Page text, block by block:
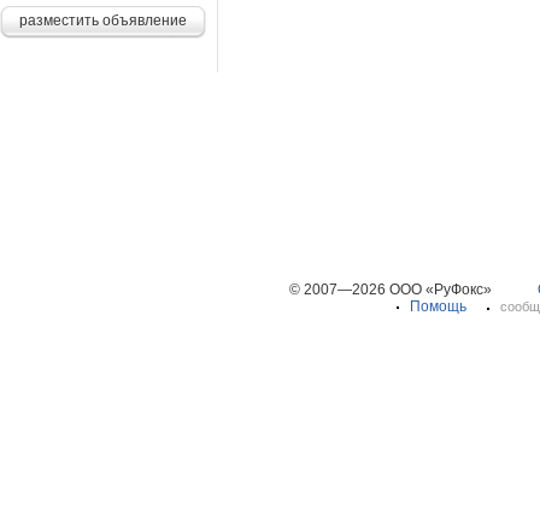
разместить объявление
© 2007—2026 ООО «РуФокс»
Помощь